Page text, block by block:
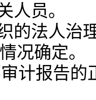
人员。
的法人治
况确定。
计报告